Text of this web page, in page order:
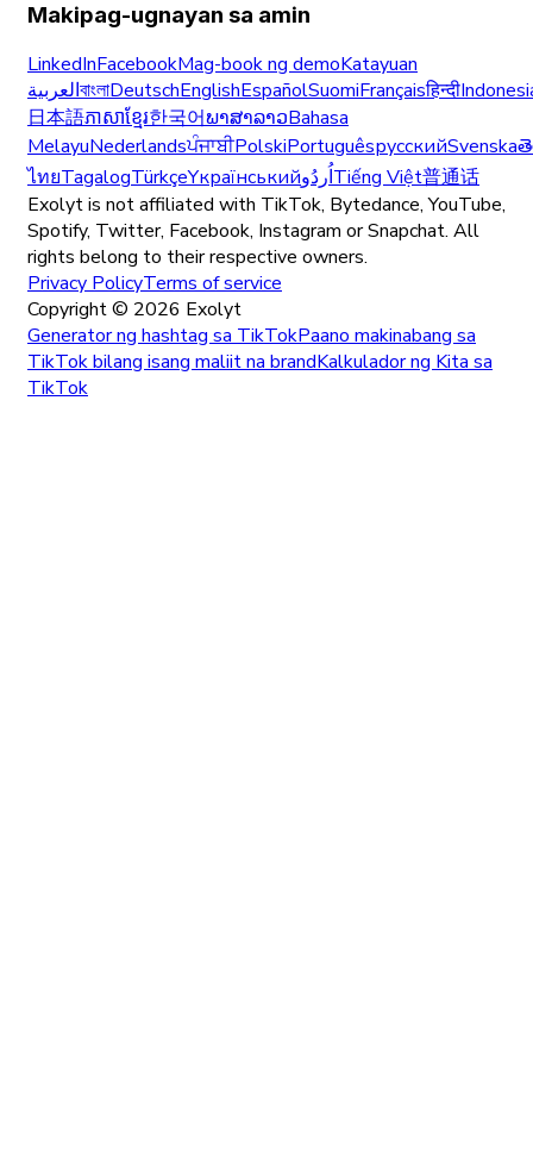
Makipag-ugnayan sa amin
LinkedInFacebookMag-book ng demoKatayuan
العربيةবাংলাDeutschEnglishEspañolSuomiFrançaisहिन्दी
日本語ភាសាខ្មែរ한국어ພາສາລາວBahasa
MelayuNederlandsਪੰਜਾਬੀPolskiPortuguêsрусскийSvenska
ไทยTagalogTürkçeYкраїнськийاُردُوTiếng Việt普通话
Exolyt is not affiliated with TikTok, Bytedance, YouTube,
Spotify, Twitter, Facebook, Instagram or Snapchat. All
rights belong to their respective owners.
Privacy PolicyTerms of service
Copyright © 2026 Exolyt
Generator ng hashtag sa TikTokPaano makinabang sa
TikTok bilang isang maliit na brandKalkulador ng Kita sa
TikTok